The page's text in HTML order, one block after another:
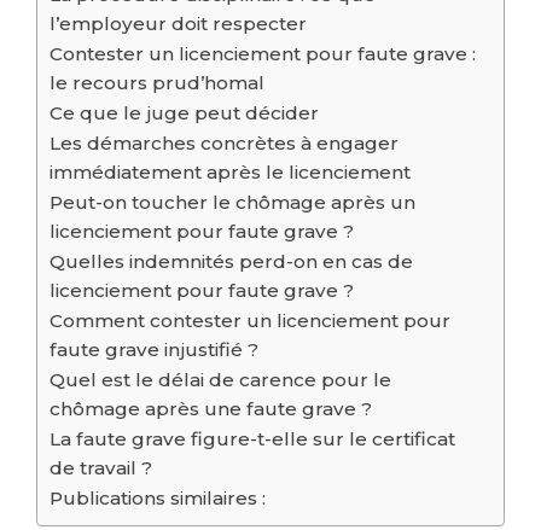
l’employeur doit respecter
Contester un licenciement pour faute grave :
le recours prud’homal
Ce que le juge peut décider
Les démarches concrètes à engager
immédiatement après le licenciement
Peut-on toucher le chômage après un
licenciement pour faute grave ?
Quelles indemnités perd-on en cas de
licenciement pour faute grave ?
Comment contester un licenciement pour
faute grave injustifié ?
Quel est le délai de carence pour le
chômage après une faute grave ?
La faute grave figure-t-elle sur le certificat
de travail ?
Publications similaires :